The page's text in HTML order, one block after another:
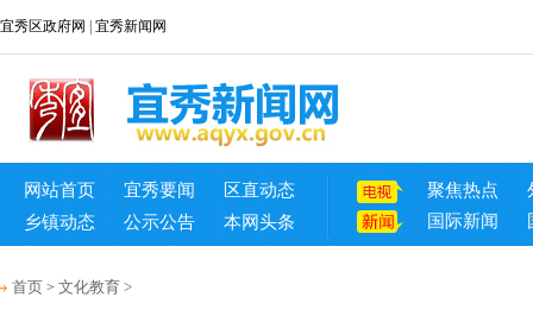
宜秀区政府网 宜秀新闻网
网站首页 宜秀要闻
区直动态
乡镇动态
公示公告 本网头条
聚焦热点
国际新闻
首页 > 文化教育 >